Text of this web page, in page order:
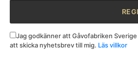
Jag godkänner att Gåvofabriken
att skicka nyhetsbrev till mig. Läs villkor